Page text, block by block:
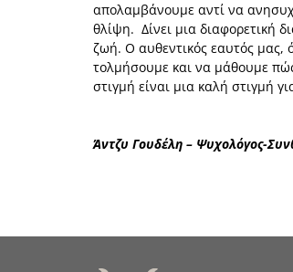
απολαμβάνουμε αντί να
θλίψη. Δίνει μια διαφορετική
ζωή. Ο αυθεντικός εαυτός μας,
τολμήσουμε και να μάθουμε
στιγμή είναι μια καλή στιγμή
Άντζυ Γουδέλη – Ψυχολόγος-